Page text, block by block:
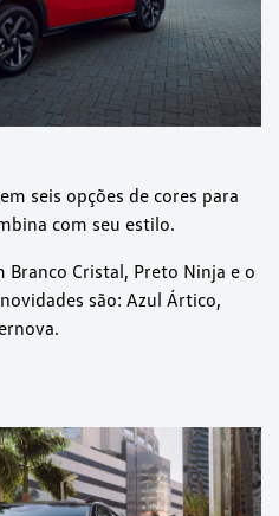
seis opções de cores para
com seu estilo.
Cristal, Preto Ninja e o
são: Azul Ártico,